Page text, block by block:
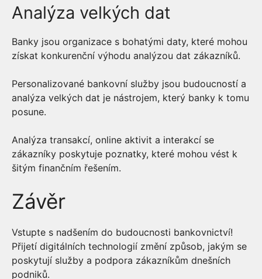
Analýza velkých dat
Banky jsou organizace s bohatými daty, které mohou
získat konkurenční výhodu analýzou dat zákazníků.
Personalizované bankovní služby jsou budoucností a
analýza velkých dat je nástrojem, který banky k tomu
posune.
Analýza transakcí, online aktivit a interakcí se
zákazníky poskytuje poznatky, které mohou vést k
šitým finančním řešením.
Závěr
Vstupte s nadšením do budoucnosti bankovnictví!
Přijetí digitálních technologií změní způsob, jakým se
poskytují služby a podpora zákazníkům dnešních
podniků.